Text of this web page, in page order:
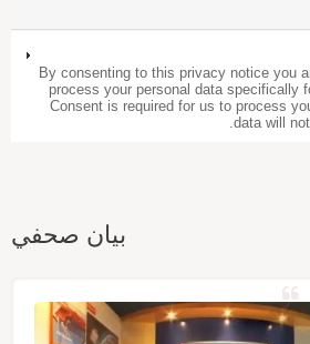
By consenting to this privacy notice you
process your personal data specifically
Consent is required for us to process
data will
بيان صحفي